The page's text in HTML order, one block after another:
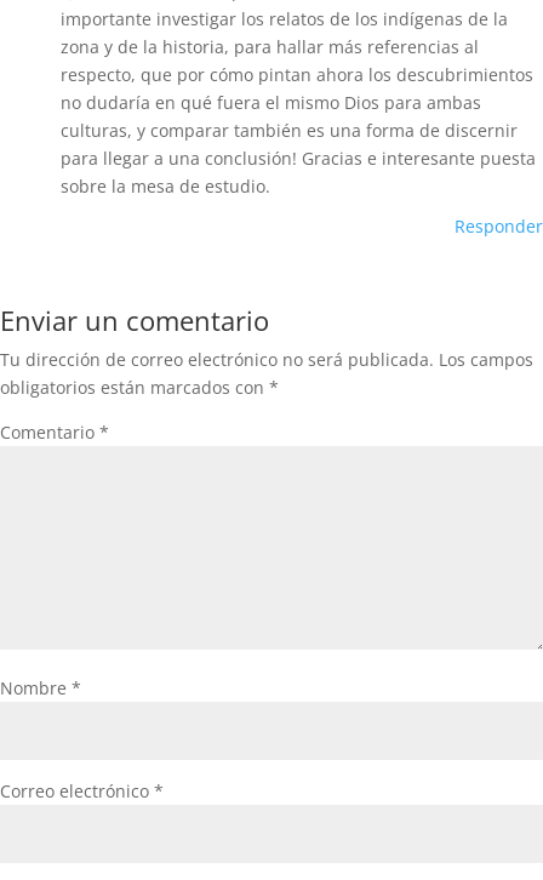
importante investigar los relatos de los indígenas de la
zona y de la historia, para hallar más referencias al
respecto, que por cómo pintan ahora los descubrimientos
no dudaría en qué fuera el mismo Dios para ambas
culturas, y comparar también es una forma de discernir
para llegar a una conclusión! Gracias e interesante puesta
sobre la mesa de estudio.
Responder
Enviar un comentario
Tu dirección de correo electrónico no será publicada. Los campos
obligatorios están marcados con *
Comentario *
Nombre *
Correo electrónico *